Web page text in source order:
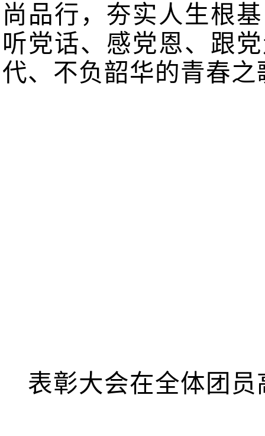
尚品行，夯实人生根
听党话、感党恩、跟
代、不负韶华的青春之
表彰大会在全体团